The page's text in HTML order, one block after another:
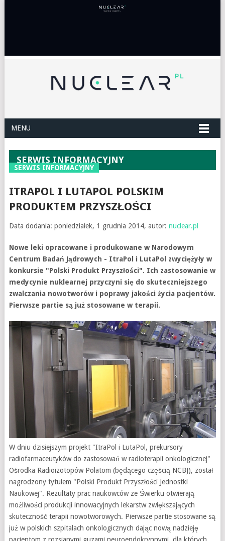
MENU
SERWIS INFORMACYJNY
ITRAPOL I LUTAPOL POLSKIM
PRODUKTEM PRZYSZŁOŚCI
Data dodania: poniedziałek, 1 grudnia 2014, autor: nuclear.pl
Nowe leki opracowane i produkowane w Narodowym
Centrum Badań Jądrowych - ItraPol i LutaPol zwyciężyły w
konkursie "Polski Produkt Przyszłości". Ich zastosowanie w
medycynie nuklearnej przyczyni się do skuteczniejszego
zwalczania nowotworów i poprawy jakości życia pacjentów.
Pierwsze partie są już stosowane w terapii.
W dniu dzisiejszym projekt "ItraPol i LutaPol, prekursory
radiofarmaceutyków do zastosowań w radioterapii onkologicznej"
Ośrodka Radioizotopów Polatom (będącego częścią NCBJ), został
nagrodzony tytułem "Polski Produkt Przyszłości Jednostki
Naukowej". Rezultaty prac naukowców ze Świerku otwierają
możliwości produkcji innowacyjnych lekarstw zwiększających
skuteczność terapii nowotworowych. Pierwsze partie stosowane są
już w polskich szpitalach onkologicznych dając nową nadzieję
SERWIS INFORMACYJNY